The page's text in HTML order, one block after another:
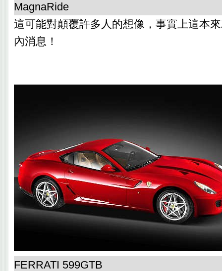
MagnaRide
這可能對顛覆許多人的想像，事實上這本
內消息！
FERRATI 599GTB